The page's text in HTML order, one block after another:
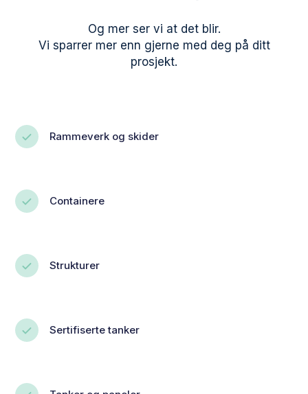
Og mer ser vi at det blir.
Vi sparrer mer enn gjerne med deg på ditt
prosjekt.
Rammeverk og skider
Containere
Strukturer
Sertifiserte tanker